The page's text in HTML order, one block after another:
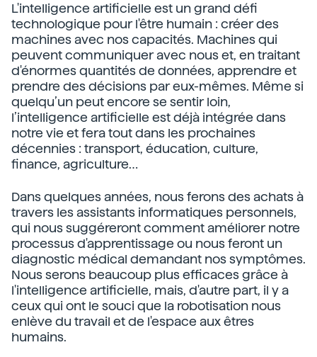
L'intelligence artificielle est un grand défi
technologique pour l'être humain : créer des
machines avec nos capacités. Machines qui
peuvent communiquer avec nous et, en traitant
d'énormes quantités de données, apprendre et
prendre des décisions par eux-mêmes. Même si
quelqu’un peut encore se sentir loin,
l’intelligence artificielle est déjà intégrée dans
notre vie et fera tout dans les prochaines
décennies : transport, éducation, culture,
finance, agriculture…
Dans quelques années, nous ferons des achats à
travers les assistants informatiques personnels,
qui nous suggéreront comment améliorer notre
processus d'apprentissage ou nous feront un
diagnostic médical demandant nos symptômes.
Nous serons beaucoup plus efficaces grâce à
l'intelligence artificielle, mais, d'autre part, il y a
ceux qui ont le souci que la robotisation nous
enlève du travail et de l'espace aux êtres
humains.